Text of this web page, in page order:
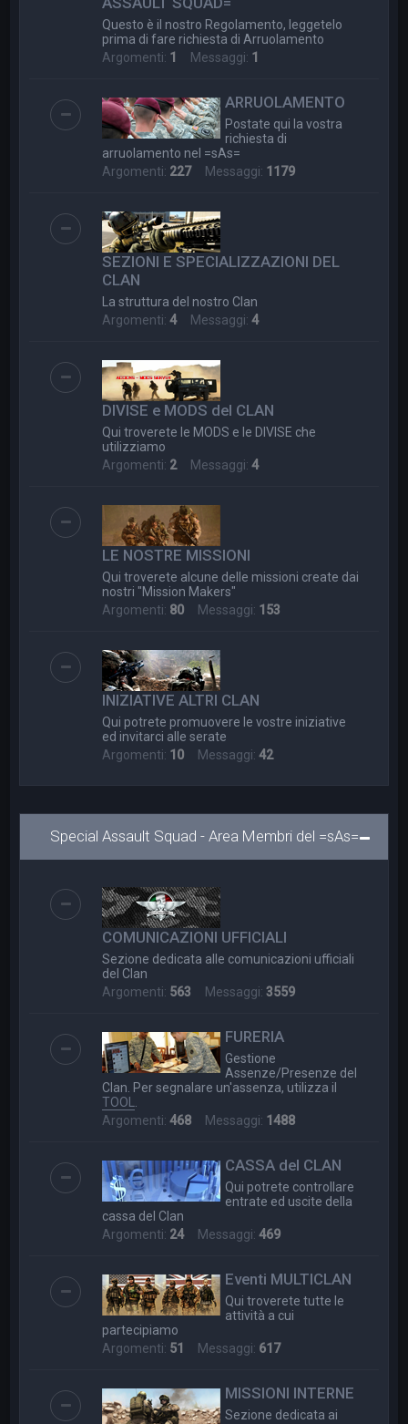
Questo è il nostro Regolamento, leggetelo
prima di fare richiesta di Arruolamento
Argomenti: 1 Messaggi: 1
ARRUOLAMENTO
Postate qui la vostra
richiesta di
arruolamento nel =sAs=
Argomenti: 227Messaggi: 1179
SEZIONI E SPECIALIZZAZIONI DEL
CLAN
La struttura del nostro Clan
Argomenti:4Messaggi:4
DIVISE e MODS del CLAN
Qui troverete le MODS e le DIVISE che
utilizziamo
Argomenti: 2Messaggi:4
LE NOSTRE MISSIONI
Qui troverete alcune delle missioni create dai
nostri "Mission Makers"
Argomenti: 80 Messaggi: 153
INIZIATIVE ALTRI CLAN
Qui potrete promuovere le vostre iniziative
ed invitarci alle serate
Argomenti: 10 Messaggi:42
Special Assault Squad - Area Membri del =sAs=
COMUNICAZIONI UFFICIALI
Sezione dedicata alle comunicazioni ufficiali
del Clan
Argomenti: 563 Messaggi:3559
FURERIA
Gestione
Assenze/Presenze del
Clan. Per segnalare un'assenza, utilizza il
TOOL
Argomenti:468 Messaggi: 1488
CASSA del CLAN
Qui potrete controllare
entrate ed uscite della
cassa del Clan
Argomenti: 24Messaggi:469
Eventi MULTICLAN
Qui troverete tutte le
attività a cui
partecipiamo
Argomenti: 51 Messaggi: 617
MISSIONI INTERNE
Sezione dedicata ai